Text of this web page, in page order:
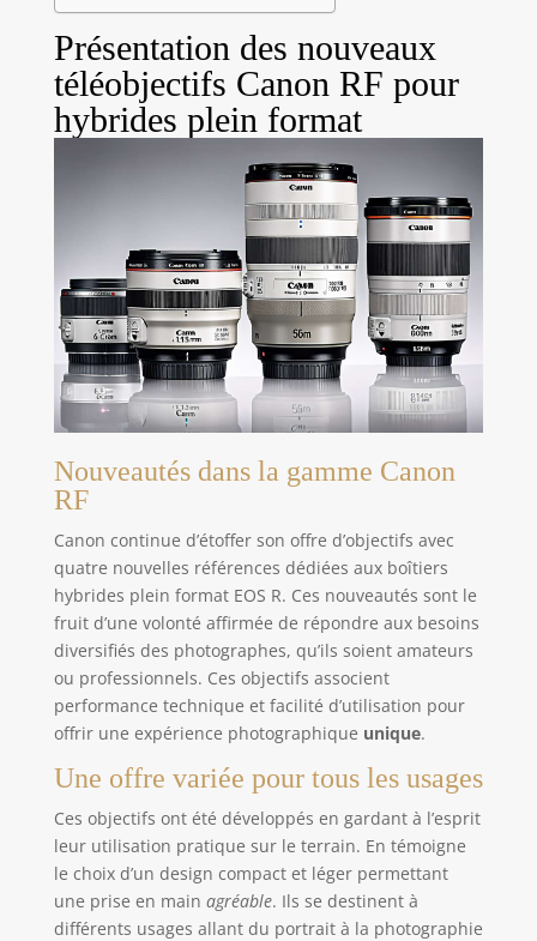
Présentation des nouveaux
téléobjectifs Canon RF pour
hybrides plein format
Nouveautés dans la gamme Canon
RF
Canon continue d’étoffer son offre d’objectifs avec
quatre nouvelles références dédiées aux boîtiers
hybrides plein format EOS R. Ces nouveautés sont le
fruit d’une volonté affirmée de répondre aux besoins
diversifiés des photographes, qu’ils soient amateurs
ou professionnels. Ces objectifs associent
performance technique et facilité d’utilisation pour
offrir une expérience photographique unique.
Une offre variée pour tous les usages
Ces objectifs ont été développés en gardant à l’esprit
leur utilisation pratique sur le terrain. En témoigne
le choix d’un design compact et léger permettant
une prise en main agréable. Ils se destinent à
différents usages allant du portrait à la photographie